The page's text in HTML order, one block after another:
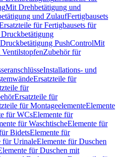
Mit Drehbetätigung und
und ZulaufFertigbausets
für Fertigbausets für
PushControlMit
Zubehör für
Installations- und
Ersatzteile für
für
Ersatzteile für
für MontageelementeElemente
für WCsElemente für
für WaschtischeElemente für
BidetsElemente für
für UrinaleElemente für Duschen
für Duschen mit